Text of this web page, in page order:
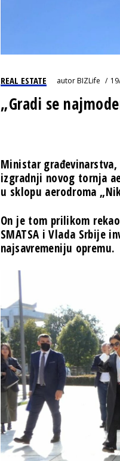
REAL ESTATE autorBIZLife
„Gradi se
Ministar
izgradnji novog tornja
u sklopu aerodroma
On je tom prilikom
SMATSA i Vlada Srbije
najsavremeniju opremu.